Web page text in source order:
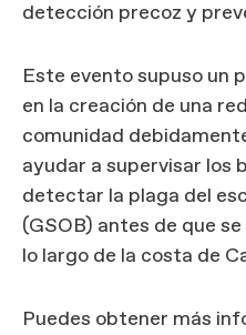
detección precoz y
Este evento supuso un
en la creación de una
comunidad
ayudar a supervisar los
detectar la plaga del
(GSOB) antes de que
lo largo de la costa de
Puedes obtener más